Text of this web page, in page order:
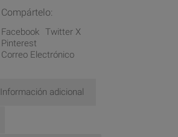
Compártelo:
Facebook Twitter X
Pinterest
Correo Electrónico
Información adicional